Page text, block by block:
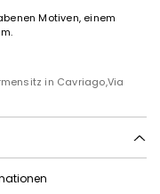
Motiven, einem
in Cavriago,Via
metall.